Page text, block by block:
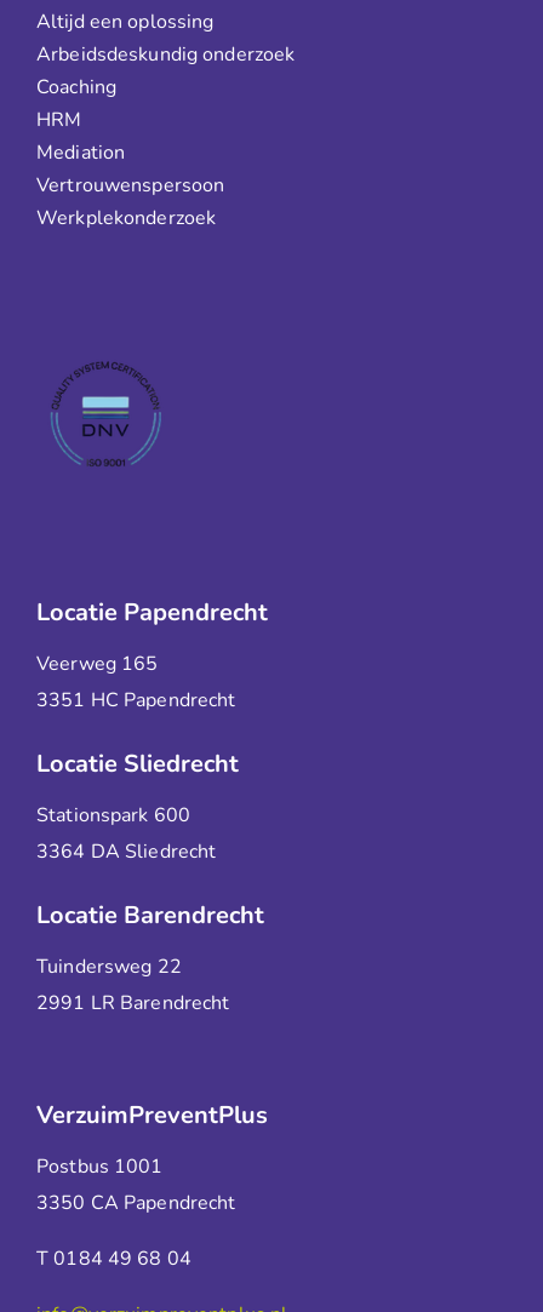
Altijd een oplossing
Arbeidsdeskundig onderzoek
Coaching
HRM
Mediation
Vertrouwenspersoon
Werkplekonderzoek
Locatie Papendrecht
Veerweg 165
3351 HC Papendrecht
Locatie Sliedrecht
Stationspark 600
3364 DA Sliedrecht
Locatie Barendrecht
Tuindersweg 22
2991 LR Barendrecht
VerzuimPreventPlus
Postbus 1001
3350 CA Papendrecht
T 0184 49 68 04